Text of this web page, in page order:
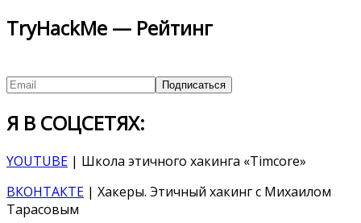
TryHackMe — Рейтинг
Я В СОЦСЕТЯХ:
YOUTUBE | Школа этичного хакинга «Timcore»
ВКОНТАКТЕ | Хакеры. Этичный хакинг с Михаилом
Тарасовым